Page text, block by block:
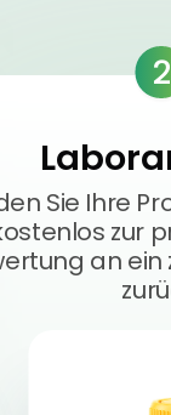
2
Sie Ihre
zur
an ein